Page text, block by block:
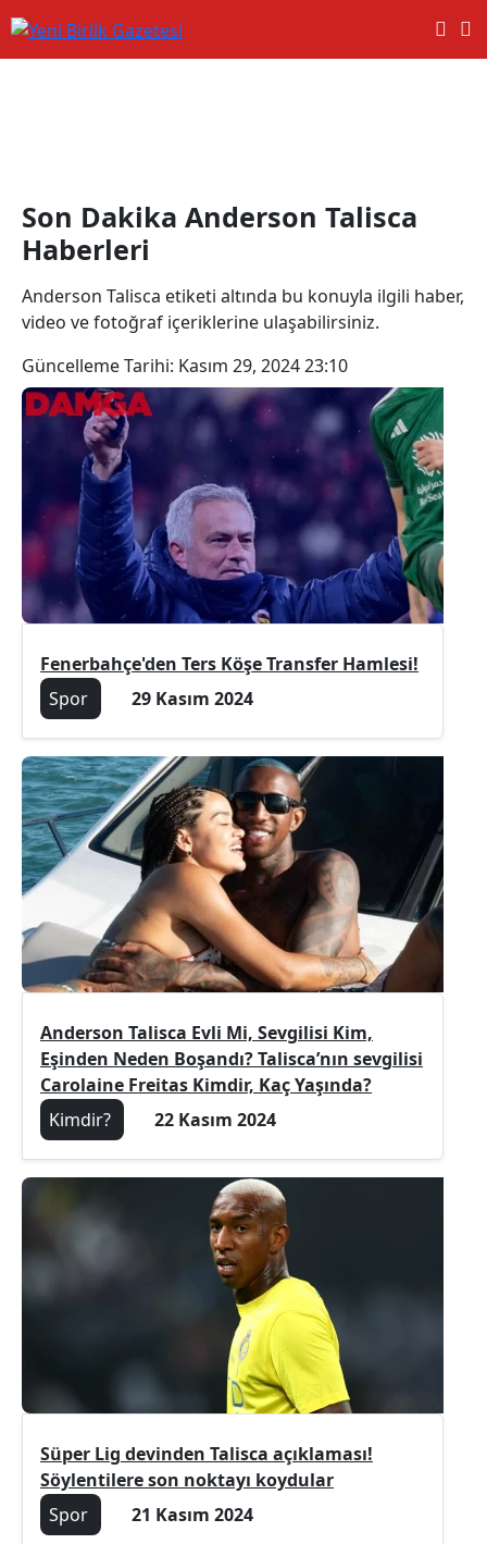
Son Dakika Anderson Talisca
Haberleri
Anderson Talisca etiketi altında bu konuyla ilgili haber,
video ve fotoğraf içeriklerine ulaşabilirsiniz.
Güncelleme Tarihi: Kasım 29, 2024 23:10
Fenerbahçe'den Ters Köşe Transfer Hamlesi!
Spor
29 Kasım 2024
Anderson Talisca Evli Mi, Sevgilisi Kim,
Eşinden Neden Boşandı? Talisca’nın sevgilisi
Carolaine Freitas Kimdir, Kaç Yaşında?
Kimdir?
22 Kasım 2024
Süper Lig devinden Talisca açıklaması!
Söylentilere son noktayı koydular
Spor
21 Kasım 2024